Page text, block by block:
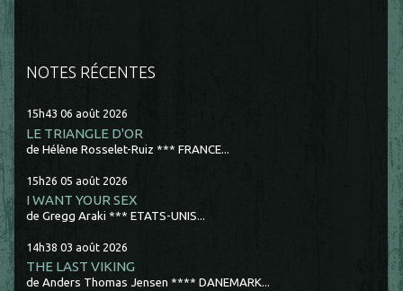
NOTES RÉCENTES
15h43 06 août 2026
LE TRIANGLE D'OR
de Hélène Rosselet-Ruiz *** FRANCE...
15h26 05 août 2026
I WANT YOUR SEX
de Gregg Araki *** ETATS-UNIS...
14h38 03 août 2026
THE LAST VIKING
de Anders Thomas Jensen **** DANEMARK...